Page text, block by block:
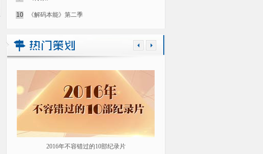
10 《解码本能》第二季
2016年不容错过的10部纪录片